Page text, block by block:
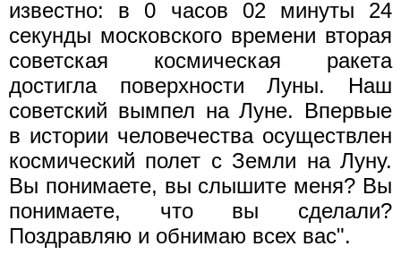
известно: в 0 часов 02 минуты 24
секунды московского времени вторая
советская космическая ракета
достигла поверхности Луны. Наш
советский вымпел на Луне. Впервые
в истории человечества осуществлен
космический полет с Земли на Луну.
Вы понимаете, вы слышите меня? Вы
понимаете, что вы сделали?
Поздравляю и обнимаю всех вас".